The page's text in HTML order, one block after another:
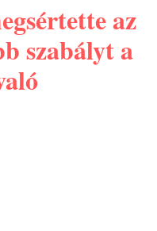
az
szabályt a